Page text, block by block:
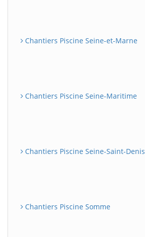
Chantiers Piscine Seine-et-Marne
Chantiers Piscine Seine-Maritime
Chantiers Piscine Seine-Saint-Denis
Chantiers Piscine Somme